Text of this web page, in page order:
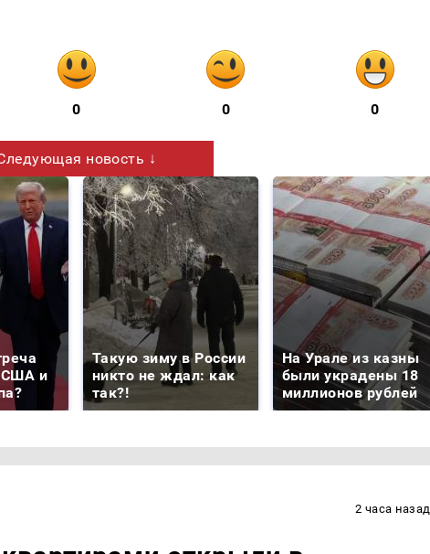
0 0 0
новость ↓
США и
Такую зиму в России
никто не ждал: как
так?!
На Урале из казны
были украдены 18
миллионов рублей
2 часа назад